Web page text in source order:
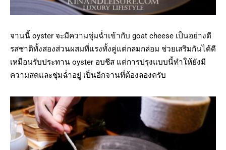
จานนี้ oyster จะมีความชุ่มฉ่ำเข้ากับ goat cheese เป็นอย่างดี
รสชาติทั้งสองส่วนผสมที่แรงทั้งคู่แต่กลมกล่อม ช่วยเสริมกันได้ดี
เหมือนรับประทาน oyster อบชีส แต่การปรุงแบบนี้ทำให้ยังมี
ความสดและชุ่มฉ่ำอยู่ เป็นอีกจานที่ต้องลองครับ